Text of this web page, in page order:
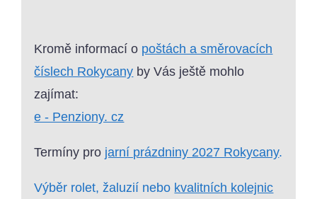
Kromě informací o poštách a směrovacích
číslech Rokycany by Vás ještě mohlo
zajímat:
e - Penziony. cz
Termíny pro jarní prázdniny 2027 Rokycany.
Výběr rolet, žaluzií nebo kvalitních kolejnic